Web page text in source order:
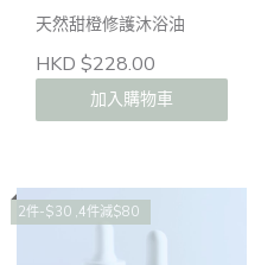
天然甜橙修護沐浴油
HKD $228.00
加入購物車
2件-$30 ,4件減$80